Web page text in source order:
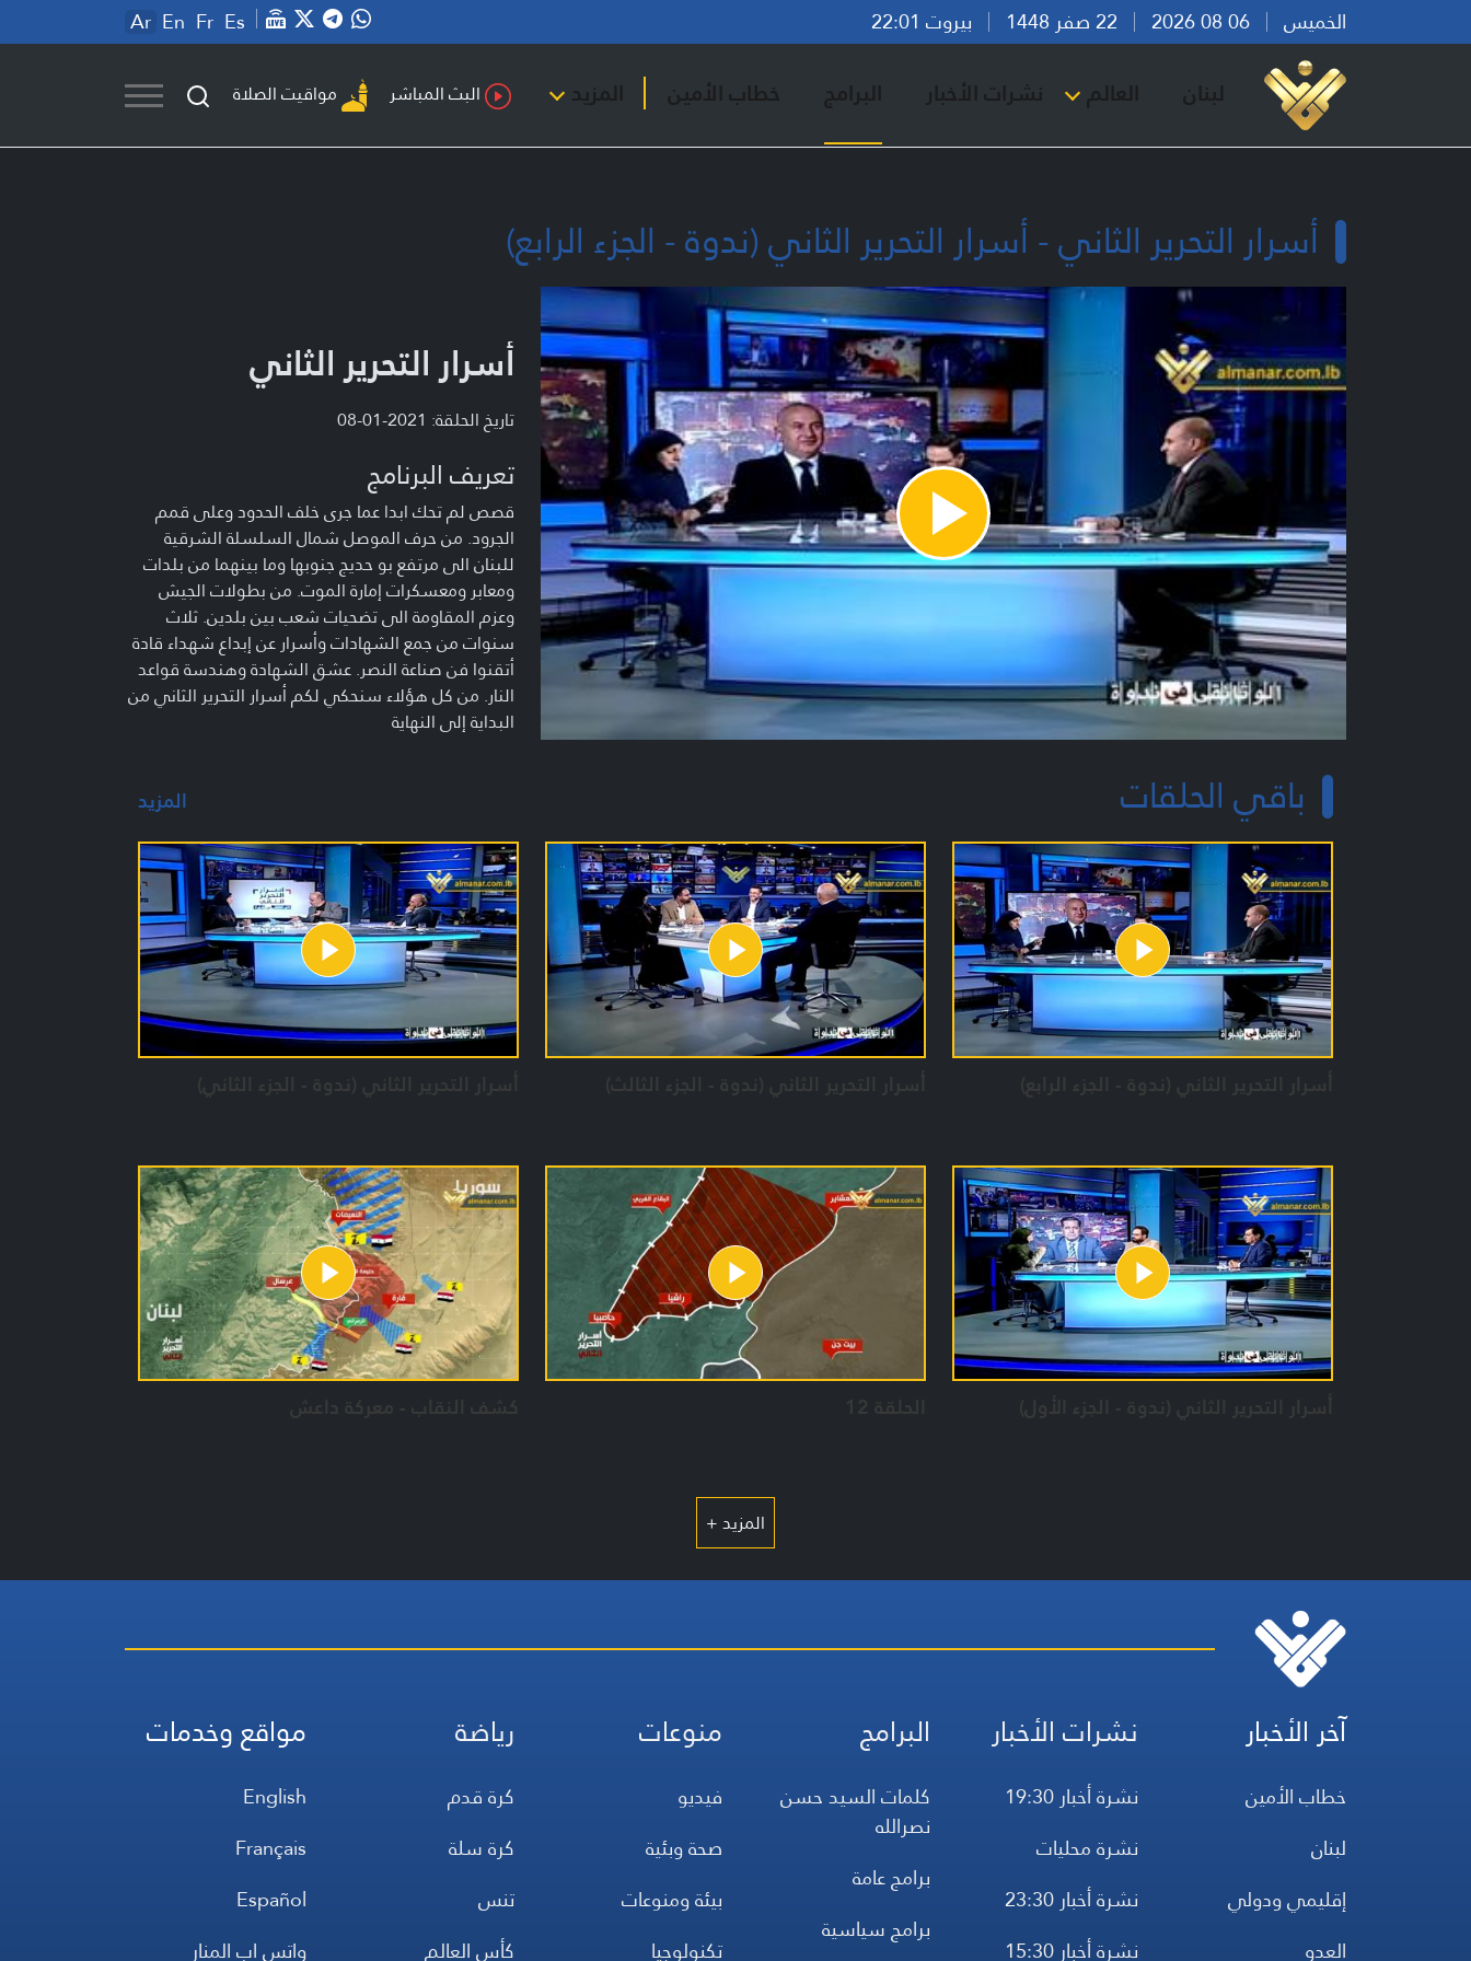
الخميس بيروت 22:01 Ar En Fr Es
لبنان العالم نشرات الأخبار البرامج خطاب الأمين المزيد البث المباشر مواقيت الصلاة
أسرار التحرير الثاني - أسرار التحرير الثاني (ندوة - الجزء الرابع)
Play
Video
أسرار التحرير الثاني
تاريخ الحلقة: 2021-01-08
تعريف البرنامج
قصص لم تحك ابدا عما جرى خلف الحدود وعلى قمم
الجرود. من حرف الموصل شمال السلسلة الشرقية
للبنان الى مرتفع بو حديج جنوبها وما بينهما من بلدات
ومعابر ومعسكرات إمارة الموت. من بطولات الجيش
وعزم المقاومة الى تضحيات شعب بين بلدين. ثلاث
سنوات من جمع الشهادات وأسرار عن إبداع شهداء قادة
أتقنوا فن صناعة النصر. عشق الشهادة وهندسة قواعد
النار. من كل هؤلاء سنحكي لكم أسرار التحرير الثاني من
البداية إلى النهاية
باقي الحلقات المزيد
أسرار التحرير الثاني (ندوة - الجزء الرابع) أسرار التحرير الثاني (ندوة - الجزء الثالث) أسرار التحرير الثاني (ندوة - الجزء الثاني)
أسرار التحرير الثاني (ندوة - الجزء الأول) الحلقة 12 كشف النقاب - معركة داعش
المزيد +
آخر الأخبار
خطاب الأمين
لبنان
إقليمي ودولي
العدو
نشرات الأخبار
نشرة أخبار 19:30
نشرة محليات
نشرة أخبار 23:30
نشرة أخبار 15:30
البرامج
كلمات السيد حسن
نصرالله
برامج عامة
برامج سياسية
منوعات
فيديو
صحة وبئية
بيئة ومنوعات
تكنولوجيا
رياضة
كرة قدم
كرة سلة
تنس
كأس العالم
مواقع وخدمات
English
Français
Español
واتس اب المنار